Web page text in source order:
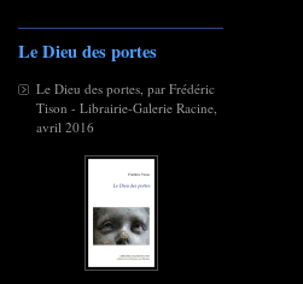
Le Dieu des portes
Le Dieu des portes, par Frédéric
Tison - Librairie-Galerie Racine,
avril 2016